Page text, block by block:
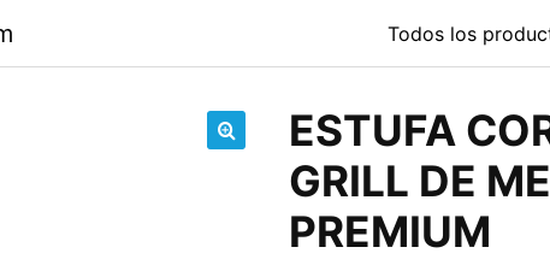
Todos los
ESTUFA
GRILL DE
PREMIUM